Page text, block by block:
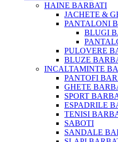
HAINE BARBATI
JACHETE &
PANTALONI
BLUGI
PULOVERE
BLUZE
INCALTAMINTE
PANTOFI
GHETE
SPORT
ESPADRILE
TENISI
SABOTI
SANDALE